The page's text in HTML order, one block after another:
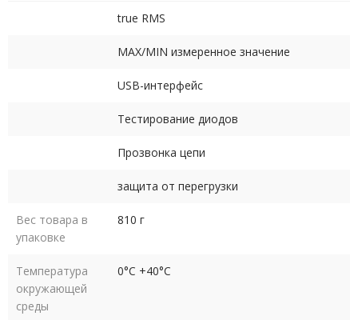
true RMS
MAX/MIN измеренное значение
USB-интерфейс
Тестирование диодов
Прозвонка цепи
защита от перегрузки
Вес товара в
упаковке
810 г
Температура
окружающей
среды
0°C +40°C